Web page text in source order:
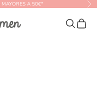
MAYORES A 50€*
Buscar
Cesta